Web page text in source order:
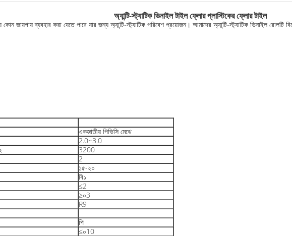
অ্যান্টি-স্ট্যাটিক ভিনাইল টাইল ফ্লোর প্লাস্টিকের ফ্লোর টাইল
কোন জায়গায় ব্যবহার করা যেতে পারে যার জন্য অ্যান্টি-স্ট্যাটিক পরিবেশ প্রয়োজন। আমাদের অ্যান্টি-স্ট্যাটিক ভিনাইল
একজাতীয় পিভিসি মেঝে
2.0~3.0
3200
2
১৫-২০
বি১
≤2
≥০3
R9
পি
≤০10